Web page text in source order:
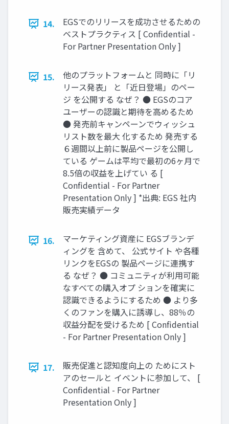
14.
EGSでのリリースを成功させるための
ベストプラクティス [ Confidential -
For Partner Presentation Only ]
15.
他のプラットフォームと 同時に「リ
リース発表」 と「近日登場」のペー
ジ を公開する なぜ？ ● EGSのコア
ユーザーの認識と期待を高めるため
● 発売前キャンペーンでウィッシュ
リスト数を最大 化するため 発売する
６週間以上前に製品ページを公開し
ている ゲームは平均で最初の6ヶ月で
8.5倍の収益を上げてい る [
Confidential - For Partner
Presentation Only ] *出典: EGS 社内
販売実績データ
16.
マーケティング資産に EGSブランデ
ィングを 含めて、 公式サイト や各種
リンクをEGSの 製品ページに連携す
る なぜ？ ● コミュニティが利用可能
なすべての購入オプ ションを確実に
認識できるようにするため ● より多
くのファンを購入に誘導し、88％の
収益分配を受けるため [ Confidential
- For Partner Presentation Only ]
17.
販売促進と認知度向上の ためにスト
アのセールと イベントに参加して、 [
Confidential - For Partner
Presentation Only ]